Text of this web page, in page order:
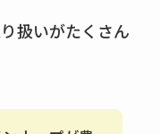
扱いがたくさん